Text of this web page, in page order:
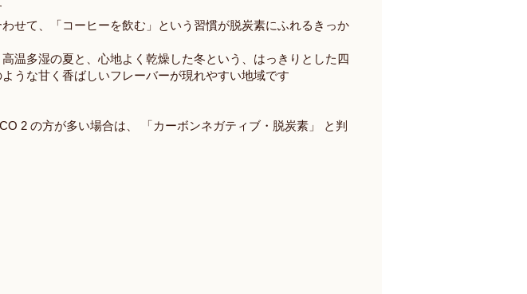
せて、「コーヒーを飲む」という習慣が脱炭素にふれるきっか
温多湿の夏と、心地よく乾燥した冬という、はっきりとした四
うな甘く香ばしいフレーバーが現れやすい地域です
2 の方が多い場合は、 「カーボンネガティブ・脱炭素」 と判